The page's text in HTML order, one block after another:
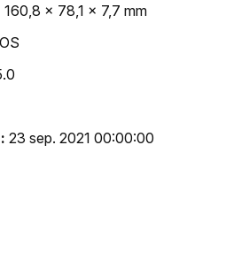
160,8 x 78,1 x 7,7 mm
23 sep. 2021 00:00:00